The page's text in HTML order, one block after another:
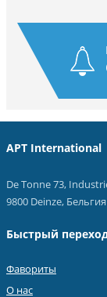
APT International
De Tonne 73,
9800 Deinze, Бельгия
Быстрый
Фавориты
О нас